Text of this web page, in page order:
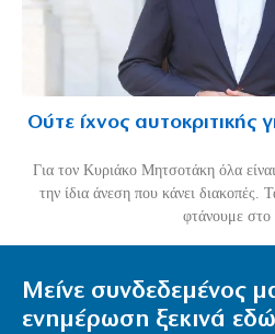
Ούτε ίχνος
Για τον Κυριάκο Μητσοτάκη όλα
την ίδια άνεση που κάνει διακοπές.
φτάνουμε στο
Μείνε συνδεδεμένος
ενημέρωση ξεκινά